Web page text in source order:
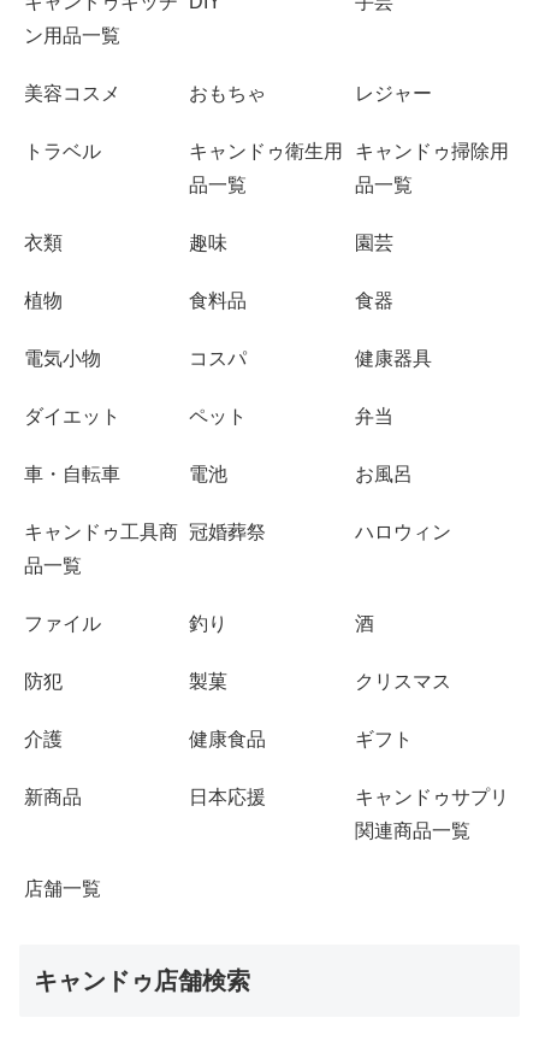
ン用品一覧
美容コスメ おもちゃ レジャー
トラベル
キャンドゥ衛生用
品一覧
キャンドゥ掃除用
品一覧
衣類 趣味 園芸
植物 食料品 食器
電気小物 コスパ 健康器具
ダイエット ペット 弁当
車・自転車 電池 お風呂
キャンドゥ工具商
品一覧
冠婚葬祭 ハロウィン
ファイル 釣り 酒
防犯 製菓 クリスマス
介護 健康食品 ギフト
新商品 日本応援
キャンドゥサプリ
関連商品一覧
店舗一覧
キャンドゥ店舗検索